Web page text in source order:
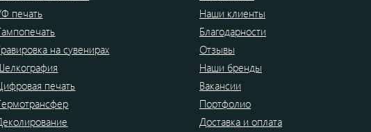
печать
на сувенирах
печать
Наши клиенты
Благодарности
Отзывы
Наши бренды
Вакансии
Портфолио
Доставка и оплата